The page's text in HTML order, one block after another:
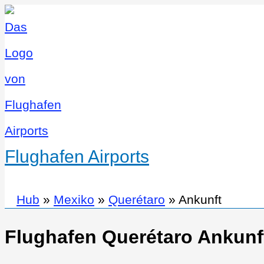
Flughafen Airports
Hub » Mexiko » Querétaro » Ankunft
Flughafen Querétaro